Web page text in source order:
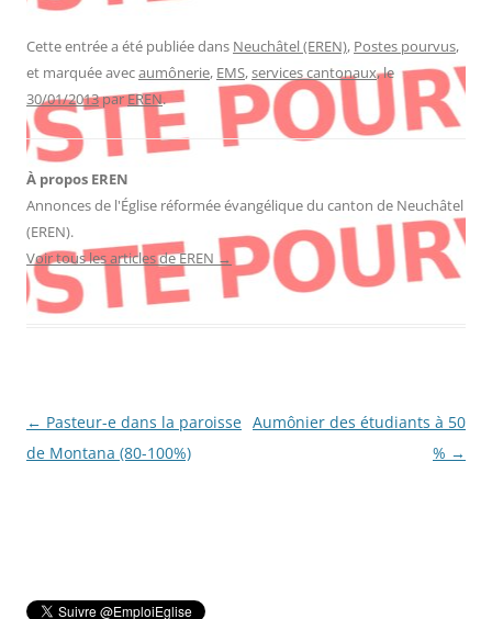
Cette entrée a été publiée dans Neuchâtel (EREN), Postes pourvus,
et marquée avecaumônerie, EMS,services cantonaux, le
30/01/2013parEREN.
À propos EREN
Annonces de l'Église réformée évangélique du canton de Neuchâtel
(EREN).
Voir tous les articles de EREN →
Navigation
des
← Pasteur-e dans la paroisse
de Montana (80-100%)
Aumônier des étudiants à 50
% →